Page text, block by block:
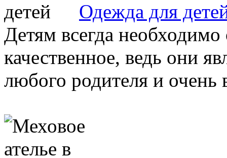
Одежда для
Детям всегда
качественное, ведь они
любого родителя и